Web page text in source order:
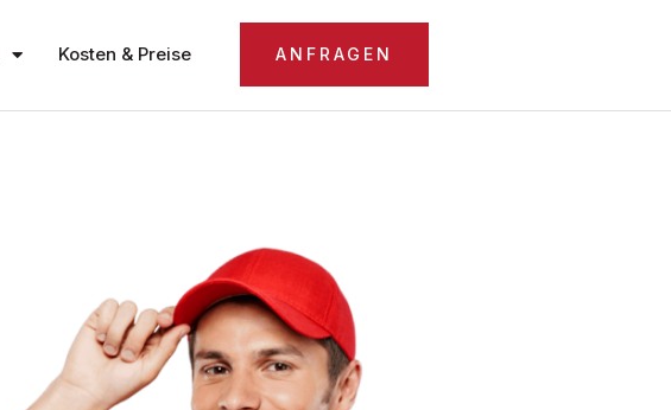
Kosten & Preise ANFRAGEN